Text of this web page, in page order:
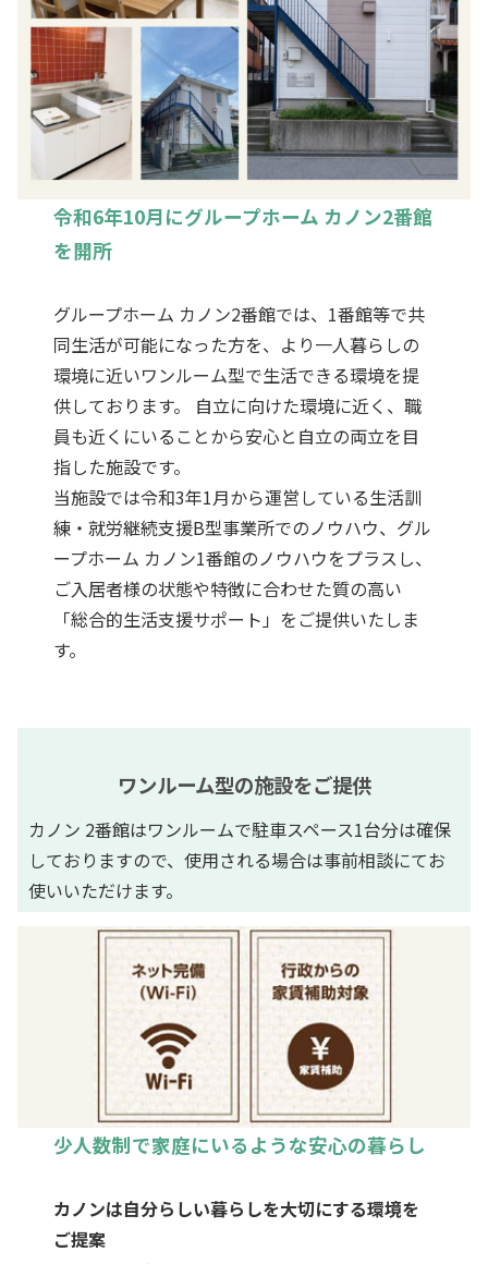
令和6年10月にグループホーム カノン2番館
を開所
グループホーム カノン2番館では、1番館等で共
同生活が可能になった方を、より一人暮らしの
環境に近いワンルーム型で生活できる環境を提
供しております。 自立に向けた環境に近く、職
員も近くにいることから安心と自立の両立を目
指した施設です。
当施設では令和3年1月から運営している生活訓
練・就労継続支援B型事業所でのノウハウ、グル
ープホーム カノン1番館のノウハウをプラスし、
ご入居者様の状態や特徴に合わせた質の高い
「総合的生活支援サポート」をご提供いたしま
す。
ワンルーム型の施設をご提供
カノン 2番館はワンルームで駐車スペース1台分は確保
しておりますので、使用される場合は事前相談にてお
使いいただけます。
少人数制で家庭にいるような安心の暮らし
カノンは自分らしい暮らしを大切にする環境を
ご提案